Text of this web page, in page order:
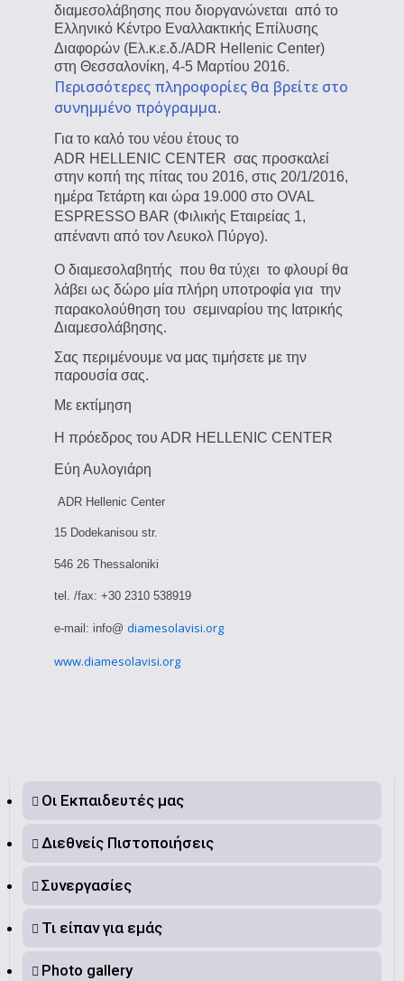
διαμεσολάβησης που διοργανώνεται από το
Ελληνικό Κέντρο Εναλλακτικής Επίλυσης
Διαφορών (Ελ.κ.ε.δ./ADR Hellenic Center)
στη Θεσσαλονίκη, 4-5 Μαρτίου 2016.
Περισσότερες πληροφορίες θα βρείτε στο
συνημμένο πρόγραμμα.
Για το καλό του νέου έτους το
ΑDR HELLENIC CENTER σας προσκαλεί
στην κοπή της πίτας του 2016, στις 20/1/2016,
ημέρα Τετάρτη και ώρα 19.000 στο OVAL
ESPRESSO BAR (Φιλικής Εταιρείας 1,
απέναντι από τον Λευκολ Πύργο).
Ο διαμεσολαβητής που θα τύχει το φλουρί θα
λάβει ως δώρο μία πλήρη υποτροφία για την
παρακολούθηση του σεμιναρίου της Ιατρικής
Διαμεσολάβησης.
Σας περιμένουμε να μας τιμήσετε με την
παρουσία σας.
Με εκτίμηση
Η πρόεδρος του ΑDR HELLENIC CENTER
Εύη Αυλογιάρη
ADR Hellenic Center
15 Dodekanisou str.
546 26 Thessaloniki
tel. /fax: +30 2310 538919
e-mail: info@ diamesolavisi.org
www.diamesolavisi.org
Οι Εκπαιδευτές μας
Διεθνείς Πιστοποιήσεις
Συνεργασίες
Τι είπαν για εμάς
Photo gallery